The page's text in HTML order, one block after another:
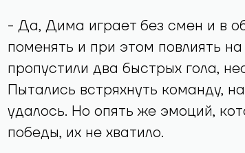
- Да, Дима играет без смен и в
поменять и при этом повлиять
пропустили два быстрых гола,
Пытались встряхнуть команду,
удалось. Но опять же эмоций,
победы, их не хватило.